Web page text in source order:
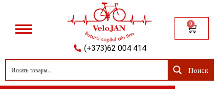
(+373)62 004 414
0
Поиск